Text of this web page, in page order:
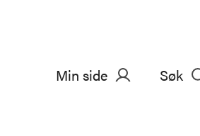
Min side Søk